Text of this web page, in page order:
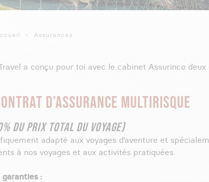
Assurances
a conçu pour toi avec le cabinet Assurinco
D’ASSURANCE MULTIRISQUE
DU PRIX TOTAL DU VOYAGE)
adapté aux voyages d’aventure et
à nos voyages et aux activités pratiquées.
garanties :